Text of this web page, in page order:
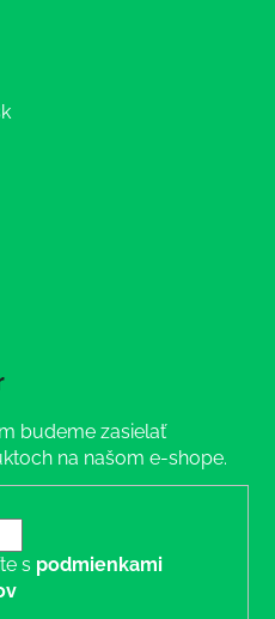
budeme zasielať
na našom e-shope.
s podmienkami